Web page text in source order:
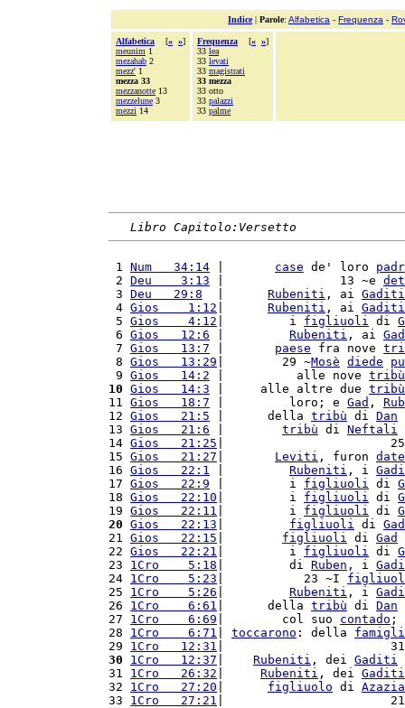
Indice| Parole: Alfabetica - Frequenza -
Alfabetica [« »]
meunim 1
mezahab 2
mezz' 1
mezza 33
mezzanotte 13
mezzelune 3
mezzi 14
Frequenza [« »]
33 lea
33 levati
33 magistrati
33 mezza
33 otto
33 palazzi
33 palme
Libro Capitolo:Versetto
1 Num   34:14 case de' loro
2 Deu    3:13 |                13 ~e
3 Deu   29:8 Rubeniti , ai Gaditi
4 Gios    1:12 Rubeniti , ai Gaditi
5 Gios    4:12 |         i figliuoli di
6 Gios   12:6 Rubeniti , ai
7 Gios   13:7 paese fra nove
8 Gios   13:29 |        29 ~Mosè diede
9 Gios   14:2 |          alle nove tribù
10 Gios   14:3 |     alle altre due tribù
11 Gios   18:7 |         loro; e Gad ,
12 Gios   21:5 |      della tribù di Dan
13 Gios   21:6 tribù di Neftali
14 Gios   21:25 |                       25
15 Gios   21:27 Leviti , furon date
16 Gios   22:1 Rubeniti , i
17 Gios   22:9 |         i figliuoli di
18 Gios   22:10 |         i figliuoli di
19 Gios   22:11 |         i figliuoli di
20 Gios   22:13 figliuoli di Gad
21 Gios   22:15 figliuoli di Gad
22 Gios   22:21 |         i figliuoli di
23 1Cro    5:18 |         di Ruben , i
24 1Cro    5:23 |           23 ~I
25 1Cro    5:26 Rubeniti , i
26 1Cro    6:61 |      della tribù di Dan
27 1Cro    6:69 |        col suo contado ;
28 1Cro    6:71 toccarono : della
29 1Cro   12:31 |                       31
30
1Cro   12:37 Rubeniti , dei Gaditi
31 1Cro   26:32 Rubeniti , dei Gaditi
32 1Cro   27:20 figliuolo di Azazia
33 1Cro   27:21 |                       21